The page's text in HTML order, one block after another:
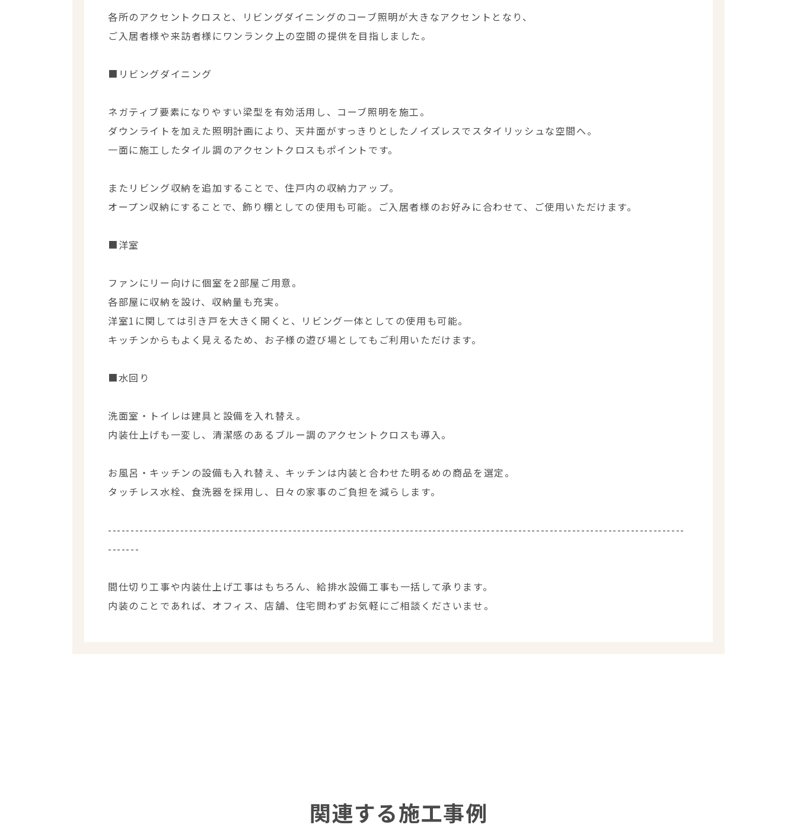
各所のアクセントクロスと、リビングダイニングのコーブ照明が大きなアクセントとなり、
ご入居者様や来訪者様にワンランク上の空間の提供を目指しました。
■リビングダイニング
ネガティブ要素になりやすい梁型を有効活用し、コーブ照明を施工。
ダウンライトを加えた照明計画により、天井面がすっきりとしたノイズレスでスタイリッシュな空間へ。
一面に施工したタイル調のアクセントクロスもポイントです。
またリビング収納を追加することで、住戸内の収納力アップ。
オープン収納にすることで、飾り棚としての使用も可能。ご入居者様のお好みに合わせて、ご使用いただけます。
■洋室
ファンにリー向けに個室を2部屋ご用意。
各部屋に収納を設け、収納量も充実。
洋室1に関しては引き戸を大きく開くと、リビング一体としての使用も可能。
キッチンからもよく見えるため、お子様の遊び場としてもご利用いただけます。
■水回り
洗面室・トイレは建具と設備を入れ替え。
内装仕上げも一変し、清潔感のあるブルー調のアクセントクロスも導入。
お風呂・キッチンの設備も入れ替え、キッチンは内装と合わせた明るめの商品を選定。
タッチレス水栓、食洗器を採用し、日々の家事のご負担を減らします。
--------------------------------------------------------------------------------------------------------------------------------
-------
間仕切り工事や内装仕上げ工事はもちろん、給排水設備工事も一括して承ります。
内装のことであれば、オフィス、店舗、住宅問わずお気軽にご相談くださいませ。
関連する施工事例